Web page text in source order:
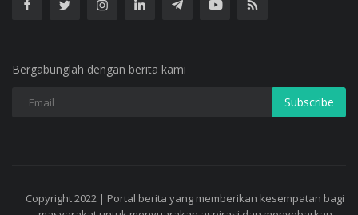
Bergabunglah dengan berita kami
Subscribe
Copyright 2022 | Portal berita yang memberikan kesempatan bagi